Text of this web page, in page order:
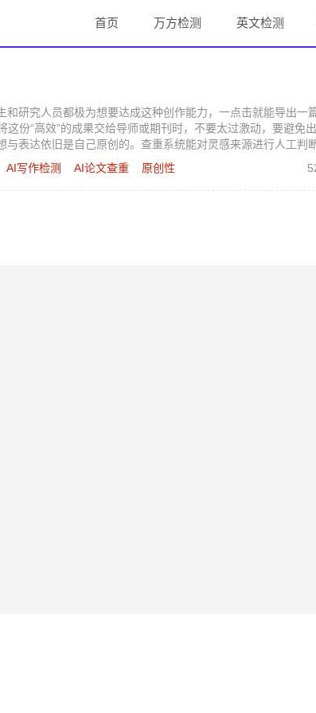
首页 万方检测 英文检测
研究人员都极为想要达成这种创作能力，一点击就能导出一
份“高效”的成果交给导师或期刊时，不要太过激动，要避免
表达依旧是自己原创的。查重系统能对灵感来源进行人工判
AI写作检测 AI论文查重 原创性